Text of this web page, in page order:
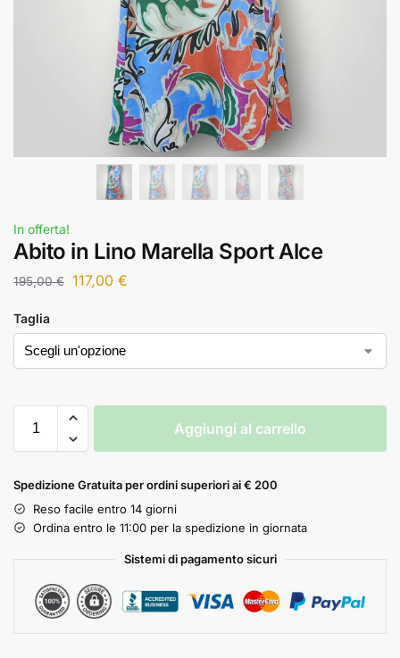
In offerta!
Abito in Lino Marella Sport Alce
195,00€ 117,00 €
Taglia
Aggiungi al carrello
Spedizione Gratuita per ordini superiori ai € 200
Reso facile entro 14 giorni
Ordina entro le 11:00 per la spedizione in giornata
Sistemi di pagamento sicuri